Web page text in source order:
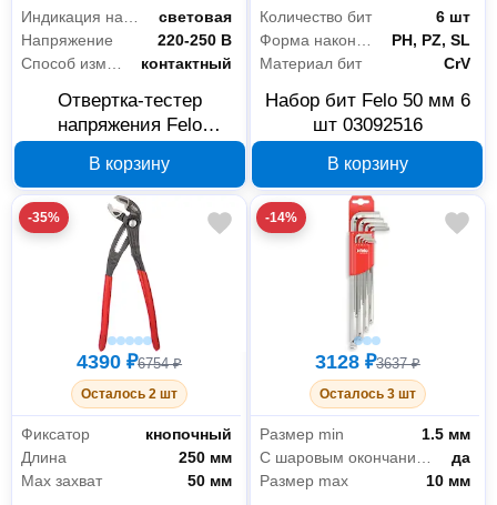
Ручной инструмент 449
Наборы ручных инструментов 21
Отвертки 336
Столярно-слесарный инструмент
Ударно-рычажный
Расходные материалы 390
Для инструмента 301
Индикация напряжения
световая
Напряжение
220-250 В
контактный
Отвертка-тестер
напряжения Felo
В корзину
Количество бит
6 шт
PH, PZ, SL
Материал бит
CrV
Набор бит Felo 50 мм 6
шт 03092516
В корзину
-35%
4390 ₽6754 ₽
Осталось 2 шт
Фиксатор
кнопочный
Длина
250 мм
Мах захват
50 мм
-14%
3128 ₽3637 ₽
Осталось 3 шт
Размер min
1.5 мм
да
Размер max
10 мм